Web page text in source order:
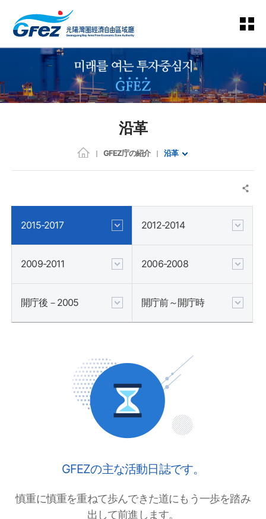
沿革
GFEZ庁の紹介 沿革
2015-2017 2012-2014
2009-2011 2006-2008
開庁後－2005 開庁前～開庁時
GFEZの主な活動日誌です。
慎重に慎重を重ねて歩んできた道にもう一歩を踏み
出して前進します。